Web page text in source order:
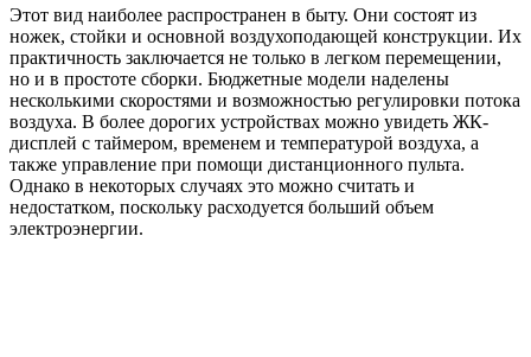
Этот вид наиболее распространен в быту. Они состоят из
ножек, стойки и основной воздухоподающей конструкции. Их
практичность заключается не только в легком перемещении,
но и в простоте сборки. Бюджетные модели наделены
несколькими скоростями и возможностью регулировки потока
воздуха. В более дорогих устройствах можно увидеть ЖК-
дисплей с таймером, временем и температурой воздуха, а
также управление при помощи дистанционного пульта.
Однако в некоторых случаях это можно считать и
недостатком, поскольку расходуется больший объем
электроэнергии.